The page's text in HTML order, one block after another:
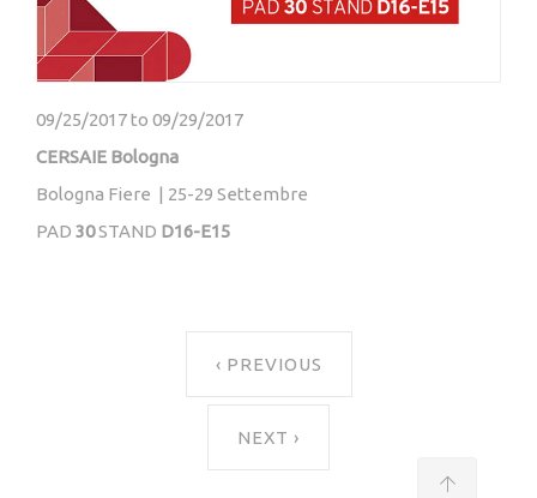
09/25/2017to 09/29/2017
CERSAIE Bologna
Bologna Fiere | 25-29 Settembre
PAD 30STAND D16-E15
‹ PREVIOUS
NEXT ›